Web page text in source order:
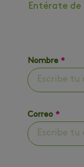
Entérate
Nombre *
Correo *